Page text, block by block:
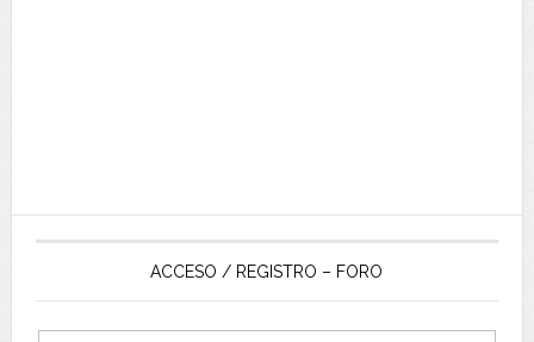
ACCESO / REGISTRO – FORO